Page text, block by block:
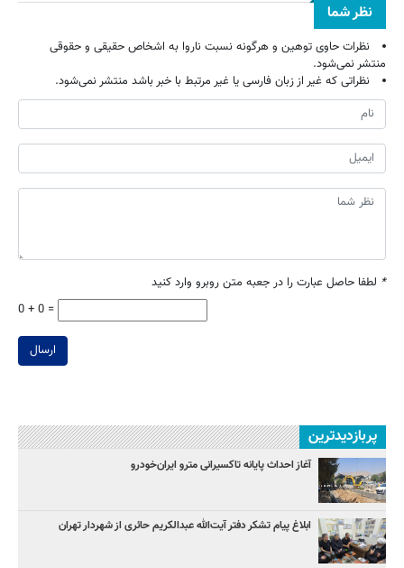
نظر شما
نظرات حاوی توهین و هرگونه نسبت ناروا به اشخاص حقیقی و حقوقی
منتشر نمی‌شود.
نظراتی که غیر از زبان فارسی یا غیر مرتبط با خبر باشد منتشر نمی‌شود.
* لطفا حاصل عبارت را در جعبه متن روبرو وارد کنید
0 + 0 =
ارسال
پربازدیدترین
آغاز احداث پایانه تاکسیرانی مترو ایران‌خودرو
ابلاغ پیام تشکر دفتر آیت‌الله عبدالکریم حائری از شهردار تهران